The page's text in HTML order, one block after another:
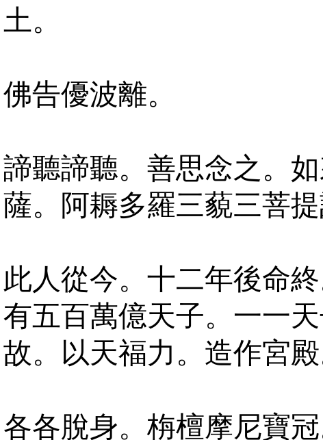
土。
佛告優波離。
諦聽諦聽。善思念之。
薩。阿耨多羅三藐三菩提
此人從今。十二年後命
有五百萬億天子。一一
故。以天福力。造作宮殿
各各脫身。栴檀摩尼寶